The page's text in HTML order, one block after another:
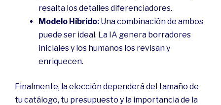
resalta los detalles diferenciadores.
Modelo Híbrido: Una combinación de ambos
puede ser ideal. La IA genera borradores
iniciales y los humanos los revisan y
enriquecen.
Finalmente, la elección dependerá del tamaño de
tu catálogo, tu presupuesto y la importancia de la